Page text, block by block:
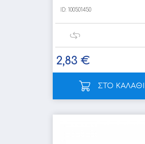
ID: 100501450
2,83 €
ΣΤΟ ΚΑΛΑΘΙ